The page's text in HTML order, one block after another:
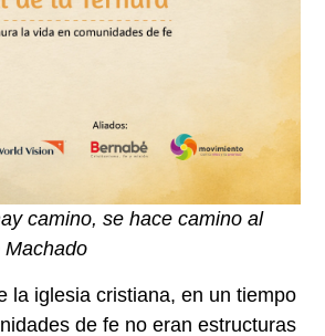
camino, se hace camino al
Machado
la iglesia cristiana, en un tiempo
de fe no eran estructuras